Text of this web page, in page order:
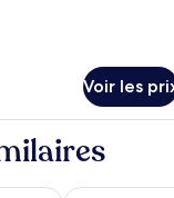
Voir les